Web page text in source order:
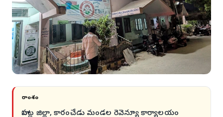
సారాంశం
బాపట్ల జిల్లా, కారంచేడు మండల రెవెన్యూ కార్యాలయం